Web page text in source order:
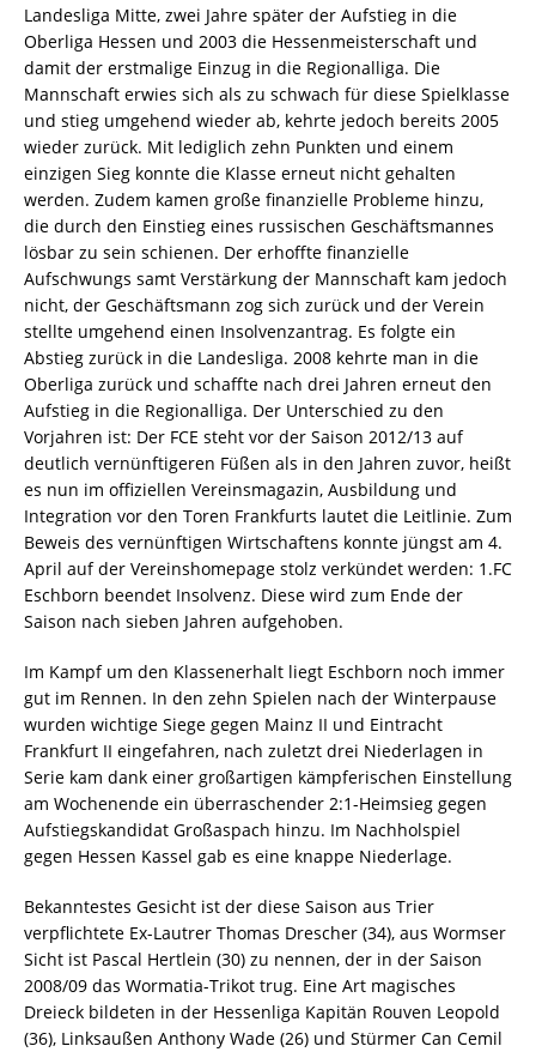
Landesliga Mitte, zwei Jahre später der Aufstieg in die
Oberliga Hessen und 2003 die Hessenmeisterschaft und
damit der erstmalige Einzug in die Regionalliga. Die
Mannschaft erwies sich als zu schwach für diese Spielklasse
und stieg umgehend wieder ab, kehrte jedoch bereits 2005
wieder zurück. Mit lediglich zehn Punkten und einem
einzigen Sieg konnte die Klasse erneut nicht gehalten
werden. Zudem kamen große finanzielle Probleme hinzu,
die durch den Einstieg eines russischen Geschäftsmannes
lösbar zu sein schienen. Der erhoffte finanzielle
Aufschwungs samt Verstärkung der Mannschaft kam jedoch
nicht, der Geschäftsmann zog sich zurück und der Verein
stellte umgehend einen Insolvenzantrag. Es folgte ein
Abstieg zurück in die Landesliga. 2008 kehrte man in die
Oberliga zurück und schaffte nach drei Jahren erneut den
Aufstieg in die Regionalliga. Der Unterschied zu den
Vorjahren ist: Der FCE steht vor der Saison 2012/13 auf
deutlich vernünftigeren Füßen als in den Jahren zuvor, heißt
es nun im offiziellen Vereinsmagazin, Ausbildung und
Integration vor den Toren Frankfurts lautet die Leitlinie. Zum
Beweis des vernünftigen Wirtschaftens konnte jüngst am 4.
April auf der Vereinshomepage stolz verkündet werden: 1.FC
Eschborn beendet Insolvenz. Diese wird zum Ende der
Saison nach sieben Jahren aufgehoben.
Im Kampf um den Klassenerhalt liegt Eschborn noch immer
gut im Rennen. In den zehn Spielen nach der Winterpause
wurden wichtige Siege gegen Mainz II und Eintracht
Frankfurt II eingefahren, nach zuletzt drei Niederlagen in
Serie kam dank einer großartigen kämpferischen Einstellung
am Wochenende ein überraschender 2:1-Heimsieg gegen
Aufstiegskandidat Großaspach hinzu. Im Nachholspiel
gegen Hessen Kassel gab es eine knappe Niederlage.
Bekanntestes Gesicht ist der diese Saison aus Trier
verpflichtete Ex-Lautrer Thomas Drescher (34), aus Wormser
Sicht ist Pascal Hertlein (30) zu nennen, der in der Saison
2008/09 das Wormatia-Trikot trug. Eine Art magisches
Dreieck bildeten in der Hessenliga Kapitän Rouven Leopold
(36), Linksaußen Anthony Wade (26) und Stürmer Can Cemil